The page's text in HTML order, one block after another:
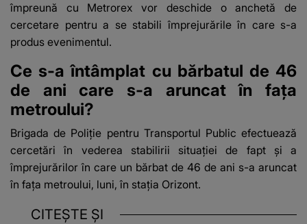
împreună cu Metrorex vor deschide o anchetă de
cercetare pentru a se stabili împrejurările în care s-a
produs evenimentul.
Ce s-a întâmplat cu bărbatul de 46
de ani care s-a aruncat în fața
metroului?
Brigada de Poliţie pentru Transportul Public efectuează
cercetări în vederea stabilirii situaţiei de fapt şi a
împrejurărilor în care un bărbat de 46 de ani s-a aruncat
în faţa metroului, luni, în staţia Orizont.
CITEȘTE ȘI